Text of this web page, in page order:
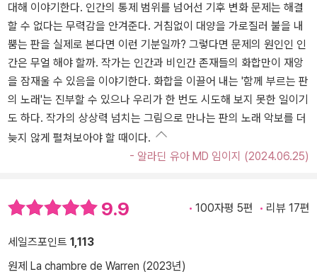
대해 이야기한다. 인간의 통제 범위를 넘어선 기후 변화 문제는 해결
할 수 없다는 무력감을 안겨준다. 거침없이 대양을 가로질러 불을 내
뿜는 판을 실제로 본다면 이런 기분일까? 그렇다면 문제의 원인인 인
간은 무얼 해야 할까. 작가는 인간과 비인간 존재들의 화합만이 재앙
을 잠재울 수 있음을 이야기한다. 화합을 이끌어 내는 '함께 부르는 판
의 노래'는 진부할 수 있으나 우리가 한 번도 시도해 보지 못한 일이기
도 하다. 작가의 상상력 넘치는 그림으로 만나는 판의 노래 악보를 더
늦지 않게 펼쳐보아야 할 때이다.
- 알라딘 유아 MD 임이지 (2024.06.25)
9.9 100자평 5편 리뷰 17편
세일즈포인트 1,113
원제 La chambre de Warren (2023년)